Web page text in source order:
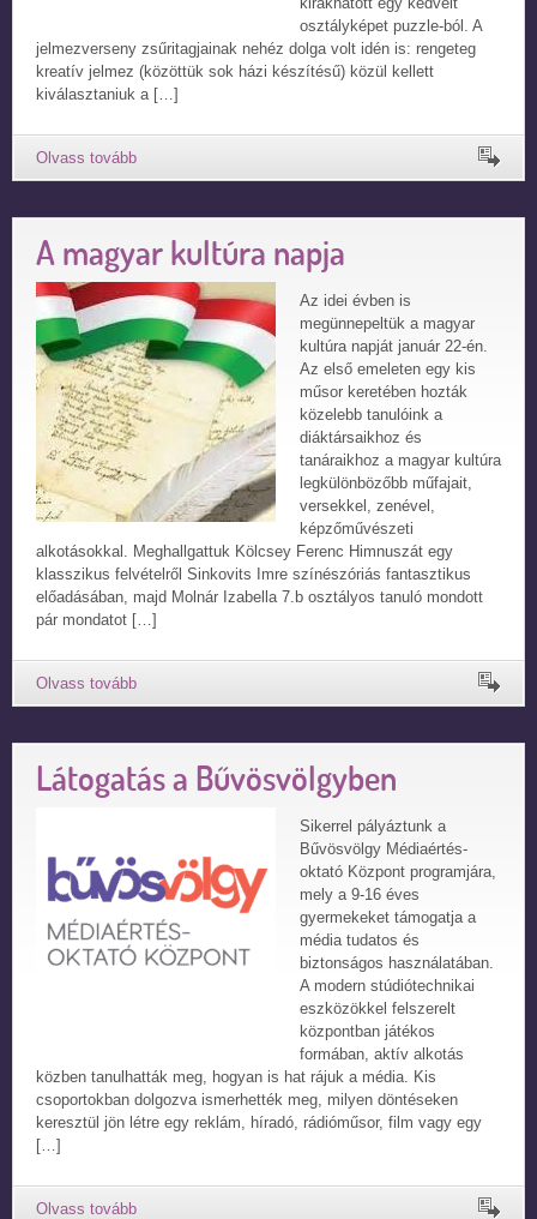
osztályképet puzzle-ból. A
jelmezverseny zsűritagjainak nehéz dolga volt idén is: rengeteg
kreatív jelmez (közöttük sok házi készítésű) közül kellett
kiválasztaniuk a […]
A magyar kultúra napja
Az idei évben is
megünnepeltük a magyar
kultúra napját január 22-én.
Az első emeleten egy kis
műsor keretében hozták
közelebb tanulóink a
diáktársaikhoz és
tanáraikhoz a magyar kultúra
legkülönbözőbb műfajait,
versekkel, zenével,
képzőművészeti
alkotásokkal. Meghallgattuk Kölcsey Ferenc Himnuszát egy
klasszikus felvételről Sinkovits Imre színészóriás fantasztikus
előadásában, majd Molnár Izabella 7.b osztályos tanuló mondott
pár mondatot […]
Látogatás a Bűvösvölgyben
Sikerrel pályáztunk a
Bűvösvölgy Médiaértés-
oktató Központ programjára,
mely a 9-16 éves
gyermekeket támogatja a
média tudatos és
biztonságos használatában.
A modern stúdiótechnikai
eszközökkel felszerelt
központban játékos
formában, aktív alkotás
közben tanulhatták meg, hogyan is hat rájuk a média. Kis
csoportokban dolgozva ismerhették meg, milyen döntéseken
keresztül jön létre egy reklám, híradó, rádióműsor, film vagy egy
[…]